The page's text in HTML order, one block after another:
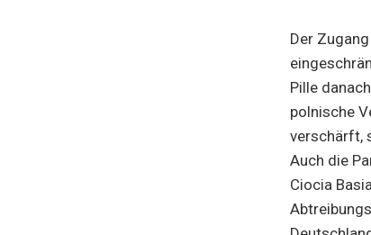
Der
Pille
polnische
verschärft,
Auch die
Ciocia